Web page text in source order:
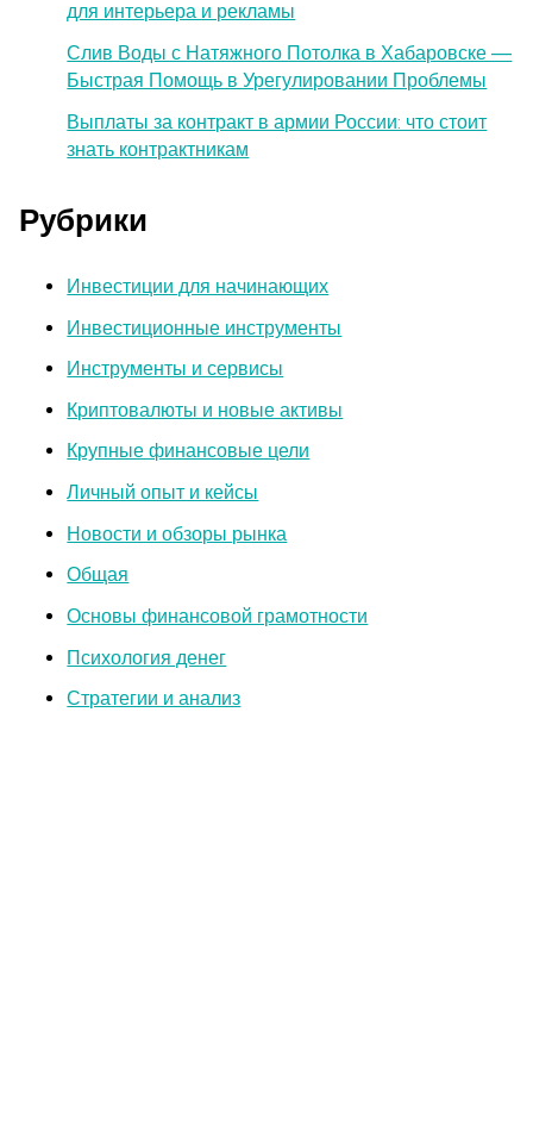
для интерьера и рекламы
Слив Воды с Натяжного Потолка в Хабаровске —
Быстрая Помощь в Урегулировании Проблемы
Выплаты за контракт в армии России: что стоит
знать контрактникам
Рубрики
Инвестиции для начинающих
Инвестиционные инструменты
Инструменты и сервисы
Криптовалюты и новые активы
Крупные финансовые цели
Личный опыт и кейсы
Новости и обзоры рынка
Общая
Основы финансовой грамотности
Психология денег
Стратегии и анализ